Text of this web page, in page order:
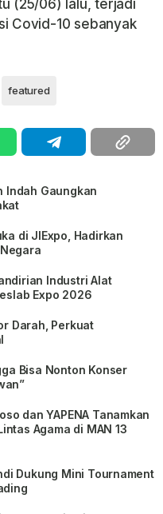
(25/06) lalu, terjadi
Covid-10 sebanyak
featured
Indah Gaungkan
di JIExpo, Hadirkan
Industri Alat
Expo 2026
Darah, Perkuat
Bisa Nonton Konser
dan YAPENA Tanamkan
Agama di MAN 13
Dukung Mini Tournament